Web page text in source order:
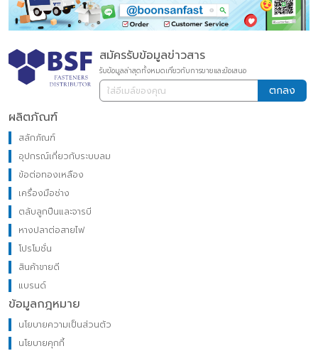
สมัครรับข้อมูลข่าวสาร
รับข้อมูลล่าสุดทั้งหมดเกี่ยวกับการขายและข้อเสนอ
ตกลง
ผลิตภัณฑ์
สลักภัณฑ์
อุปกรณ์เกี่ยวกับระบบลม
ข้อต่อทองเหลือง
เครื่องมือช่าง
ตลับลูกปืนและจารบี
หางปลาต่อสายไฟ
โปรโมชั่น
สินค้าขายดี
แบรนด์
ข้อมูลกฎหมาย
นโยบายความเป็นส่วนตัว
นโยบายคุกกี้